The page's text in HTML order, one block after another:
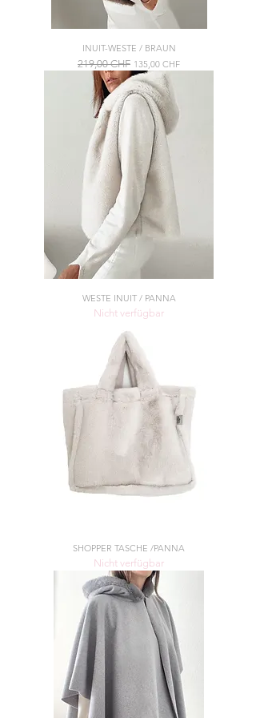
INUIT-WESTE / BRAUN
Standardpreis
219,00 CHF Sale-Preis
135,00 CHF
WESTE INUIT / PANNA
Nicht verfügbar
SHOPPER TASCHE /PANNA
Nicht verfügbar